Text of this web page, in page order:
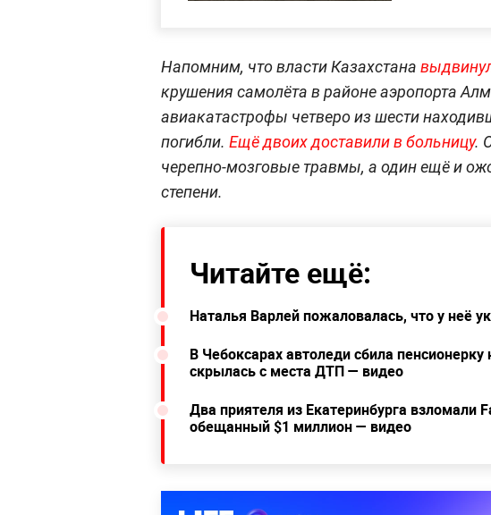
Напомним, что власти Казахстана
крушения самолёта в районе аэропорта
авиакатастрофы четверо из шести
погибли. Ещё двоих доставили в больницу.
черепно-мозговые травмы, а один ещё и
степени.
Читайте ещё:
Наталья Варлей пожаловалась, что у неё
В Чебоксарах автоледи сбила
скрылась с места ДТП — видео
Два приятеля из Екатеринбурга взломали
обещанный $1 миллион — видео